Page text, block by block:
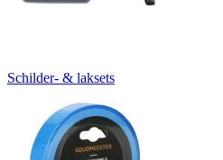
Schilder- & laksets